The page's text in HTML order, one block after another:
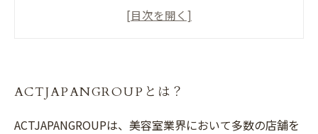
どのようにNEW STANDARDを追求するのか？
ACTJAPANGROUPとは？
ACTJAPANGROUPは、美容室業界において多数の店舗を